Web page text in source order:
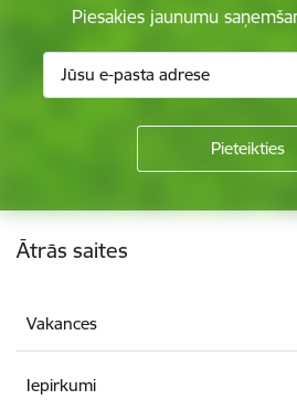
Piesakies jaunumu
Kājene
Ātrās saites
Vakances
Iepirkumi